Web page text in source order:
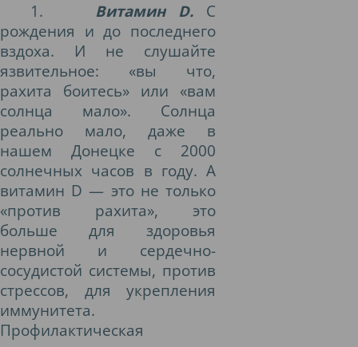
1. Витамин D.С
рождения и до последнего
вздоха. И не слушайте
язвительное: «вы что,
рахита боитесь» или «вам
солнца мало». Солнца
реально мало, даже в
нашем Донецке с 2000
солнечных часов в году. А
витамин D — это не только
«против рахита», это
больше для здоровья
нервной и сердечно-
сосудистой системы, против
стрессов, для укрепления
иммунитета.
Профилактическая